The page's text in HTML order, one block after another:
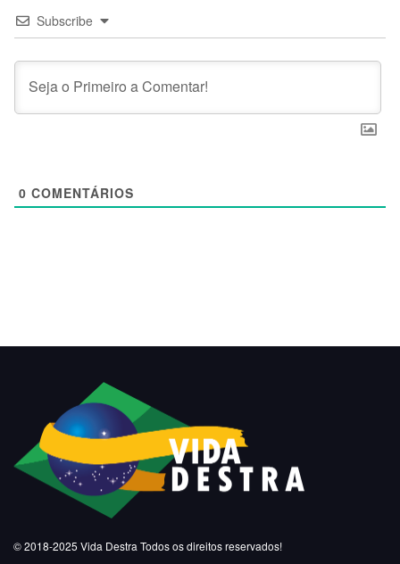
Subscribe
0 COMENTÁRIOS
© 2018-2025 Vida Destra Todos os direitos reservados!